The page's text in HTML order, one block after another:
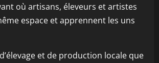
où artisans, éleveurs et artistes
espace et apprennent les uns
et de production locale que